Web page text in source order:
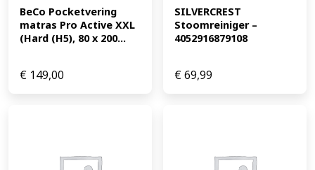
BeCo Pocketvering
matras Pro Active XXL
(Hard (H5), 80 x 200...
€ 149,00
SILVERCREST
Stoomreiniger –
4052916879108
€69,99